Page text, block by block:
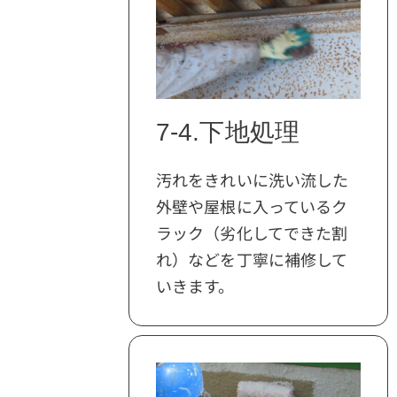
7-4.下地処理
汚れをきれいに洗い流した
外壁や屋根に入っているク
ラック（劣化してできた割
れ）などを丁寧に補修して
いきます。